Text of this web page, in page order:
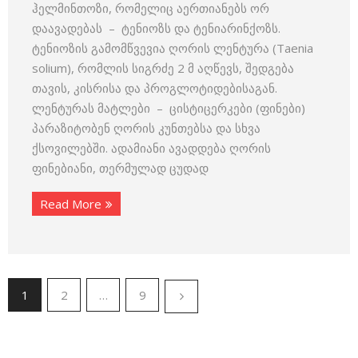
ჰელმინთოზი, რომელიც აერთიანებს ორ
დაავადებას – ტენიოზს და ტენიარინქოზს.
ტენიოზის გამომწვევია ღორის ლენტურა (Taenia
solium), რომლის სიგრძე 2 მ აღწევს, შედგება
თავის, კისრისა და პროგლოტიდებისაგან.
ლენტურას მატლები – ცისტიცერკები (ფინები)
პარაზიტობენ ღორის კუნთებსა და სხვა
ქსოვილებში. ადამიანი ავადდება ღორის
ფინებიანი, თერმულად ცუდად
Read More
1 2 … 9